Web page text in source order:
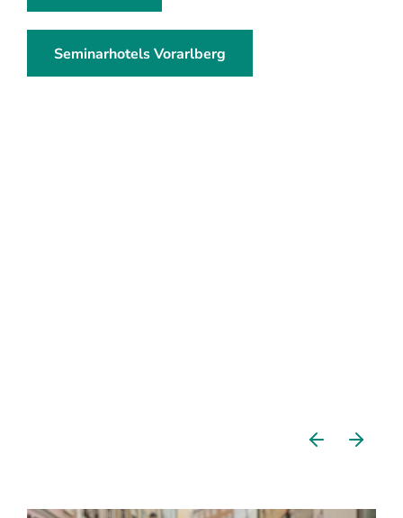
Seminarhotels Vorarlberg